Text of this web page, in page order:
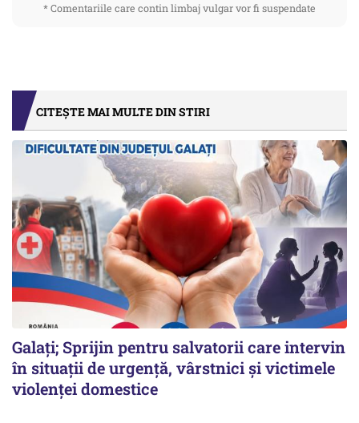
* Comentariile care contin limbaj vulgar vor fi suspendate
CITEȘTE MAI MULTE DIN STIRI
Galați; Sprijin pentru salvatorii care intervin
în situații de urgență, vârstnici și victimele
violenței domestice